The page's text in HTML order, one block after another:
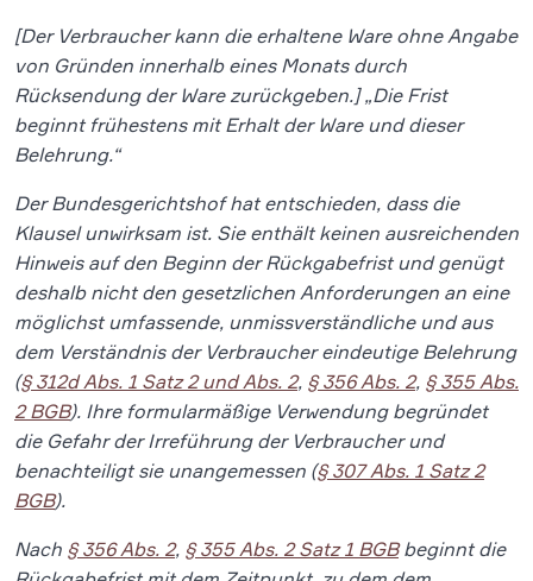
[Der Verbraucher kann die erhaltene Ware ohne Angabe
von Gründen innerhalb eines Monats durch
Rücksendung der Ware zurückgeben.] „Die Frist
beginnt frühestens mit Erhalt der Ware und dieser
Belehrung.“
Der Bundesgerichtshof hat entschieden, dass die
Klausel unwirksam ist. Sie enthält keinen ausreichenden
Hinweis auf den Beginn der Rückgabefrist und genügt
deshalb nicht den gesetzlichen Anforderungen an eine
möglichst umfassende, unmissverständliche und aus
dem Verständnis der Verbraucher eindeutige Belehrung
(§ 312d Abs. 1 Satz 2 und Abs. 2, § 356 Abs. 2, § 355 Abs.
2 BGB). Ihre formularmäßige Verwendung begründet
die Gefahr der Irreführung der Verbraucher und
benachteiligt sie unangemessen (§ 307 Abs. 1 Satz 2
BGB).
Nach § 356 Abs. 2, § 355 Abs. 2 Satz 1 BGBbeginnt die